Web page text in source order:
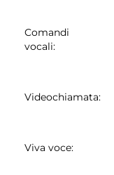
Comandi
vocali:
Videochiamata:
Viva voce: